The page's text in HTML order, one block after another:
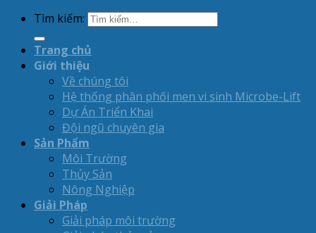
Tìm kiếm:
Trang chủ
Giới thiệu
Về chúng tôi
Hệ thống phân phối men vi sinh Microbe-Lift
Dự Án Triển Khai
Đội ngũ chuyên gia
Sản Phẩm
Môi Trường
Thủy Sản
Nông Nghiệp
Giải Pháp
Giải pháp môi trường